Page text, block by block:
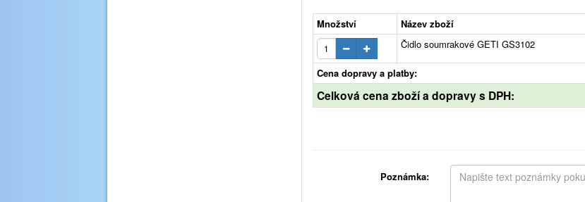
Množství Název zboží
Čidlo soumrakové GETI GS3102
Cena dopravy a platby:
Celková cena zboží a dopravy s DPH:
Poznámka: